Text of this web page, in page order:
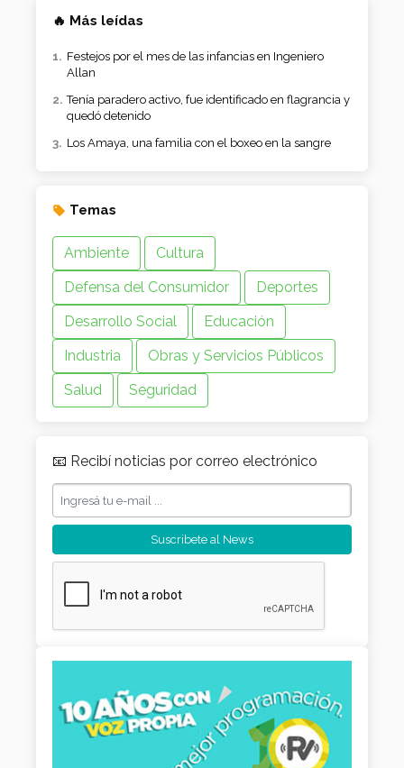
🔥 Más leídas
Festejos por el mes de las infancias en Ingeniero
Allan
Tenía paradero activo, fue identificado en flagrancia y
quedó detenido
Los Amaya, una familia con el boxeo en la sangre
Temas
Ambiente
Cultura
Defensa del Consumidor
Deportes
Desarrollo Social
Educación
Industria
Obras y Servicios Públicos
Salud
Seguridad
📧 Recibí noticias por correo electrónico